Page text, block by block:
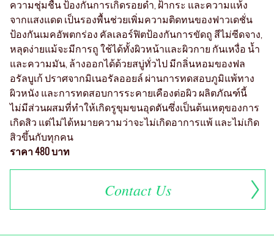
ความชุ่มชื้น ป้องกันการเกิดรอยดำ, ฝ้ากระ และความแห้ง
จากแสงแดด เป็นรองพื้นช่วยเพิ่มความติดทนของฟาวเดชั่น
ป้องกันเมคอัพตกร่อง คัลเลอร์ฟิตป้องกันการขัดถู สีไม่ซีดจาง,
หลุดง่ายแม้จะมีการถู ใช้ได้ทั้งผิวหน้าและผิวกาย กันเหงื่อ น้ำ
และความมัน, ล้างออกได้ด้วยสบู่ทั่วไป มีกลิ่นหอมของฟล
อรัลบูเก้ ปราศจากมิเนอรัลออยล์ ผ่านการทดสอบภูมิแพ้ทาง
ผิวหนัง และการทดสอบการระคายเคืองต่อผิว ผลิตภัณฑ์นี้
ไม่มีส่วนผสมที่ทำให้เกิดรูขุมขนอุดตันซึ่งเป็นต้นเหตุของการ
เกิดสิว แต่ไม่ได้หมายความว่าจะไม่เกิดอาการแพ้ และไม่เกิด
สิวขึ้นกับทุกคน
ราคา 480 บาท
Contact Us